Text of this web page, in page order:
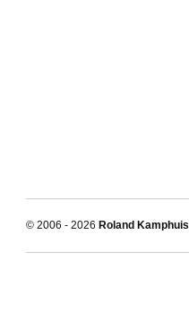
© 2006 - 2026 Roland Kamphuis